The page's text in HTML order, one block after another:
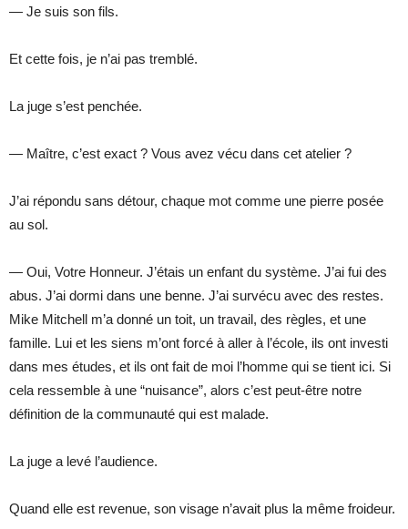
— Je suis son fils.
Et cette fois, je n’ai pas tremblé.
La juge s’est penchée.
— Maître, c’est exact ? Vous avez vécu dans cet atelier ?
J’ai répondu sans détour, chaque mot comme une pierre posée
au sol.
— Oui, Votre Honneur. J’étais un enfant du système. J’ai fui des
abus. J’ai dormi dans une benne. J’ai survécu avec des restes.
Mike Mitchell m’a donné un toit, un travail, des règles, et une
famille. Lui et les siens m’ont forcé à aller à l’école, ils ont investi
dans mes études, et ils ont fait de moi l’homme qui se tient ici. Si
cela ressemble à une “nuisance”, alors c’est peut-être notre
définition de la communauté qui est malade.
La juge a levé l’audience.
Quand elle est revenue, son visage n’avait plus la même froideur.